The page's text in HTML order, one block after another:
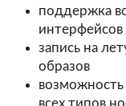
поддержка
интерфейсов
запись на
образов
возможность
всех типов